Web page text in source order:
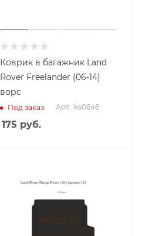
Коврик в багажник Land
Rover Freelander (06-14)
ворс
Под заказ Арт.: ks0646
175 руб.